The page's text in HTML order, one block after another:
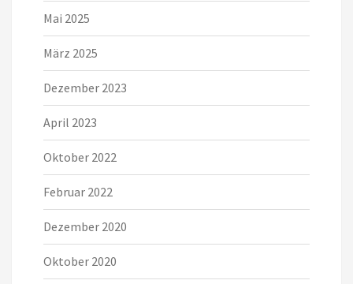
Mai 2025
März 2025
Dezember 2023
April 2023
Oktober 2022
Februar 2022
Dezember 2020
Oktober 2020